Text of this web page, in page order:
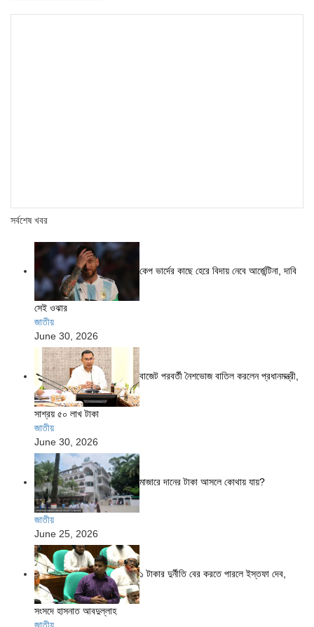
সর্বশেষ খবর
কেপ ভার্দের কাছে হেরে বিদায় নেবে আর্জেন্টিনা, দাবি
সেই ওঝার
জাতীয়
June 30, 2026
বাজেট পরবর্তী নৈশভোজ বাতিল করলেন প্রধানমন্ত্রী,
সাশ্রয় ৫০ লাখ টাকা
জাতীয়
June 30, 2026
মাজারে দানের টাকা আসলে কোথায় যায়?
জাতীয়
June 25, 2026
১ টাকার দুর্নীতি বের করতে পারলে ইস্তফা দেব,
সংসদে হাসনাত আবদুল্লাহ